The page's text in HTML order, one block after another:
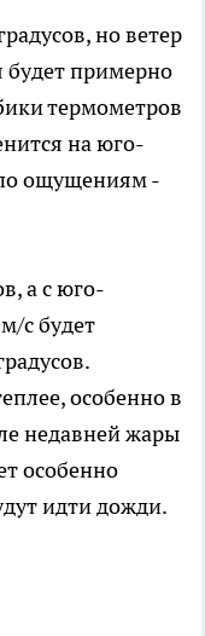
но ветер
будет примерно
термометров
на юго-
ощущениям -
а с юго-
с будет
особенно в
недавней жары
особенно
идти дожди.